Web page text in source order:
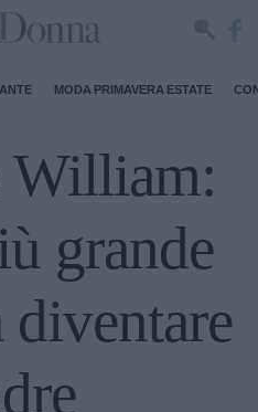
MODA PRIMAVERA ESTATE
William:
grande
diventare